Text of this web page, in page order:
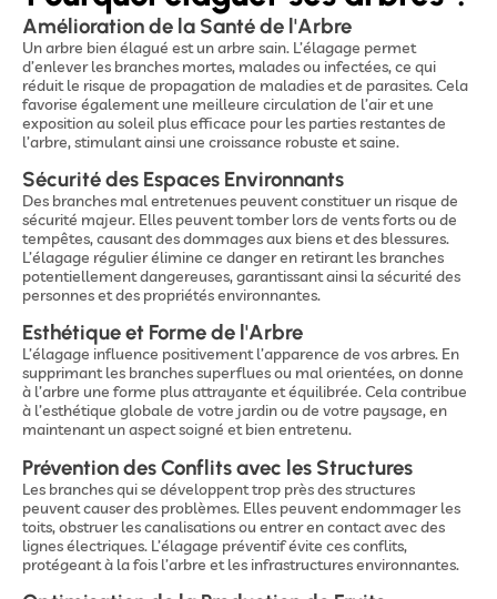
Amélioration de la Santé de l'Arbre
Un arbre bien élagué est un arbre sain. L’élagage permet
d’enlever les branches mortes, malades ou infectées, ce qui
réduit le risque de propagation de maladies et de parasites. Cela
favorise également une meilleure circulation de l’air et une
exposition au soleil plus efficace pour les parties restantes de
l’arbre, stimulant ainsi une croissance robuste et saine.
Sécurité des Espaces Environnants
Des branches mal entretenues peuvent constituer un risque de
sécurité majeur. Elles peuvent tomber lors de vents forts ou de
tempêtes, causant des dommages aux biens et des blessures.
L’élagage régulier élimine ce danger en retirant les branches
potentiellement dangereuses, garantissant ainsi la sécurité des
personnes et des propriétés environnantes.
Esthétique et Forme de l'Arbre
L’élagage influence positivement l’apparence de vos arbres. En
supprimant les branches superflues ou mal orientées, on donne
à l’arbre une forme plus attrayante et équilibrée. Cela contribue
à l’esthétique globale de votre jardin ou de votre paysage, en
maintenant un aspect soigné et bien entretenu.
Prévention des Conflits avec les Structures
Les branches qui se développent trop près des structures
peuvent causer des problèmes. Elles peuvent endommager les
toits, obstruer les canalisations ou entrer en contact avec des
lignes électriques. L’élagage préventif évite ces conflits,
protégeant à la fois l’arbre et les infrastructures environnantes.